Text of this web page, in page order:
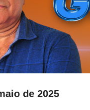
de 2025